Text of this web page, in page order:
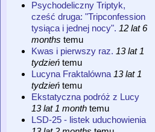
Psychodeliczny Triptyk,
cześć druga: "Tripconfession
tysiąca i jednej nocy". 12 lat 6
months temu
Kwas i pierwszy raz. 13 lat 1
tydzieńtemu
Lucyna Fraktalówna 13 lat 1
tydzieńtemu
Ekstatyczna podróż z Lucy
13 lat 1 monthtemu
LSD-25 - listek uduchowienia